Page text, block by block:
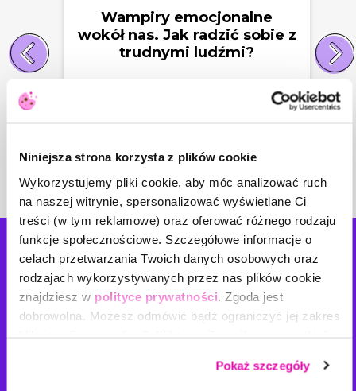
Niniejsza strona korzysta z plików cookie
Wykorzystujemy pliki cookie, aby móc analizować ruch
na naszej witrynie, spersonalizować wyświetlane Ci
treści (w tym reklamowe) oraz oferować różnego rodzaju
funkcje społecznościowe. Szczegółowe informacje o
celach przetwarzania Twoich danych osobowych oraz
rodzajach wykorzystywanych przez nas plików cookie
znajdziesz w polityce prywatności . Zgoda jest
dobrowolna. Możesz odmówić bądź ograniczyć jej zakres
a także na przetwarzanie Twoich danych osobowych.
Pokaż szczegóły
Wampiry emocjonalne
wokół nas. Jak radzić sobie z
trudnymi ludźmi?
Napiszdo nas!
Masz pomysł na nowe tematy szkoleń? Planujesz
zorganizować szkolenie wewnętrzne w Twojej firmie? A
może jesteś ekspertem i chcesz podjąć z nami współpracę?